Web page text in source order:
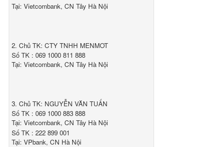
Tại: Vietcombank, CN Tây Hà Nội
2. Chủ TK: CTY TNHH MENMOT
Số TK : 069 1000 811 888
Tại: Vietcombank, CN Tây Hà Nội
3. Chủ TK: NGUYỄN VĂN TUẤN
Số TK : 069 1000 883 888
Tại: Vietcombank, CN Tây Hà Nội
Số TK : 222 899 001
Tại: VPbank, CN Hà Nội